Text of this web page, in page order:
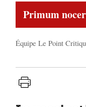
Primum
Équipe Le Point